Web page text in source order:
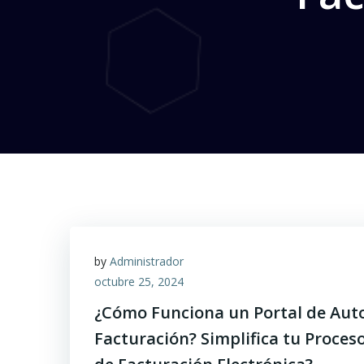
by Administrador
octubre 25, 2024
¿Cómo Funciona un Portal de
Facturación? Simplifica tu